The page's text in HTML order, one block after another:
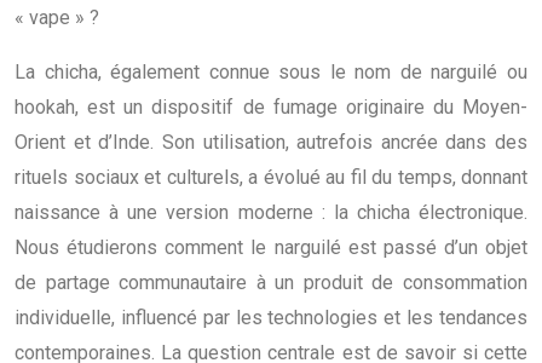
« vape » ?
La chicha, également connue sous le nom de narguilé ou
hookah, est un dispositif de fumage originaire du Moyen-
Orient et d’Inde. Son utilisation, autrefois ancrée dans des
rituels sociaux et culturels, a évolué au fil du temps, donnant
naissance à une version moderne : la chicha électronique.
Nous étudierons comment le narguilé est passé d’un objet
de partage communautaire à un produit de consommation
individuelle, influencé par les technologies et les tendances
contemporaines. La question centrale est de savoir si cette